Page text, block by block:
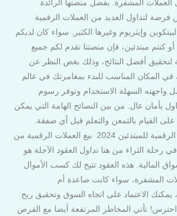
العملات المشفرة. بفضل منصتها الرائدة
فرصة لتداول العديد من العملات الرقمية
وإيثريوم وغيرها الكثير. سواء كان لديكم
كنتم مبتدئين، فإن منصتنا تقدم لكم جميع
لتحقيق أفضل النتائج، وذلك بغض النظر عن
المكان المناسب للبدء بمغامرتك في عالم
واجهته السهلة الاستخدام وتوفر رسوم
بأمان عال. من بين النصائح الهامة التي يمكن
القيام بالتمعن والتعلم قبل أي صفقة.
.طريقة تداول العملات الرقمية للمبتدئين 2024 بيع العملات الرقمية من
رحلة الثراء من هنا تداول العقود الآجلة هو
المالية. هذه العقود تتيح لك كسب الأموال
المشفرة، سواء كانت صاعدة أم
الاعتماد على اتجاه السوق وتحقيق ربح
تأتي المخاطر المرتفعة أيضا مع الفرص